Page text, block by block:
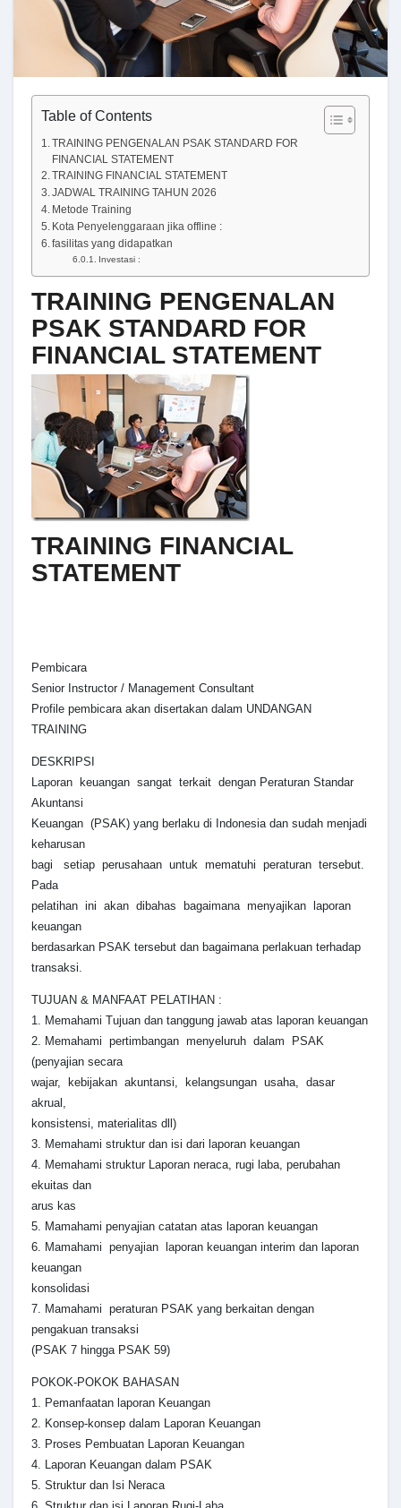
Table of Contents
TRAINING PENGENALAN PSAK STANDARD FOR
FINANCIAL STATEMENT
TRAINING FINANCIAL STATEMENT
JADWAL TRAINING TAHUN 2026
Metode Training
Kota Penyelenggaraan jika offline :
fasilitas yang didapatkan
Investasi :
TRAINING PENGENALAN
PSAK STANDARD FOR
FINANCIAL STATEMENT
TRAINING FINANCIAL
STATEMENT
Pembicara
Senior Instructor / Management Consultant
Profile pembicara akan disertakan dalam UNDANGAN
TRAINING
DESKRIPSI
Laporan keuangan sangat terkait dengan Peraturan Standar
Akuntansi
Keuangan (PSAK) yang berlaku di Indonesia dan sudah menjadi
keharusan
bagi setiap perusahaan untuk mematuhi peraturan tersebut.
Pada
pelatihan ini akan dibahas bagaimana menyajikan laporan
keuangan
berdasarkan PSAK tersebut dan bagaimana perlakuan terhadap
transaksi.
TUJUAN & MANFAAT PELATIHAN :
1. Memahami Tujuan dan tanggung jawab atas laporan keuangan
2. Memahami pertimbangan menyeluruh dalam PSAK
(penyajian secara
wajar, kebijakan akuntansi, kelangsungan usaha, dasar
akrual,
konsistensi, materialitas dll)
3. Memahami struktur dan isi dari laporan keuangan
4. Memahami struktur Laporan neraca, rugi laba, perubahan
ekuitas dan
arus kas
5. Mamahami penyajian catatan atas laporan keuangan
6. Mamahami penyajian laporan keuangan interim dan laporan
keuangan
konsolidasi
7. Mamahami peraturan PSAK yang berkaitan dengan
pengakuan transaksi
(PSAK 7 hingga PSAK 59)
POKOK-POKOK BAHASAN
1. Pemanfaatan laporan Keuangan
2. Konsep-konsep dalam Laporan Keuangan
3. Proses Pembuatan Laporan Keuangan
4. Laporan Keuangan dalam PSAK
5. Struktur dan Isi Neraca